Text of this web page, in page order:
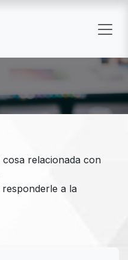
relacionada con
a la